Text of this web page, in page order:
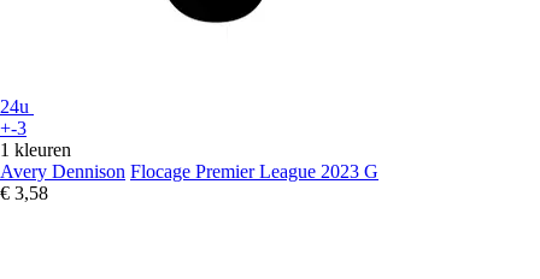
24u
+-3
1 kleuren
Avery Dennison Flocage Premier League 2023 G
€ 3,58